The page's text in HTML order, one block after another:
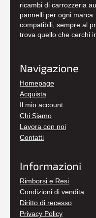
ricambi di carrozzeria
pannelli per ogni
compatibili, sempre al
trova quello che cerchi
Navigazione
Homepage
Acquista
Il mio account
Chi Siamo
Lavora con noi
Contatti
Informazioni
Rimborsi e Resi
Condizioni di vendita
Diritto di recesso
Privacy Policy